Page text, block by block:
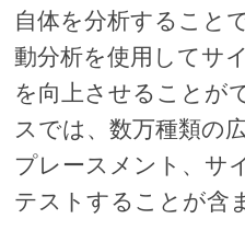
自体を分析すること
動分析を使用してサ
を向上させることが
スでは、数万種類の
プレースメント、サ
テストすることが含